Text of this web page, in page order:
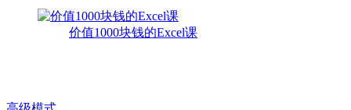
价值1000块钱的Excel课